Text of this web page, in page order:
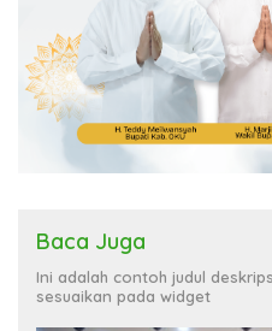
Baca Juga
Ini adalah contoh judul
sesuaikan pada widget